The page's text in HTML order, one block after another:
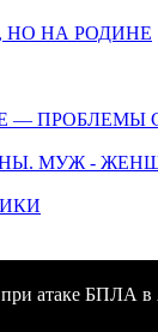
НО НА РОДИНЕ
— ПРОБЛЕМЫ
МУЖ -
атаке БПЛА